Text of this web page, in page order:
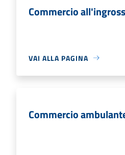
Commercio
VAI ALLA PAGINA
Commercio